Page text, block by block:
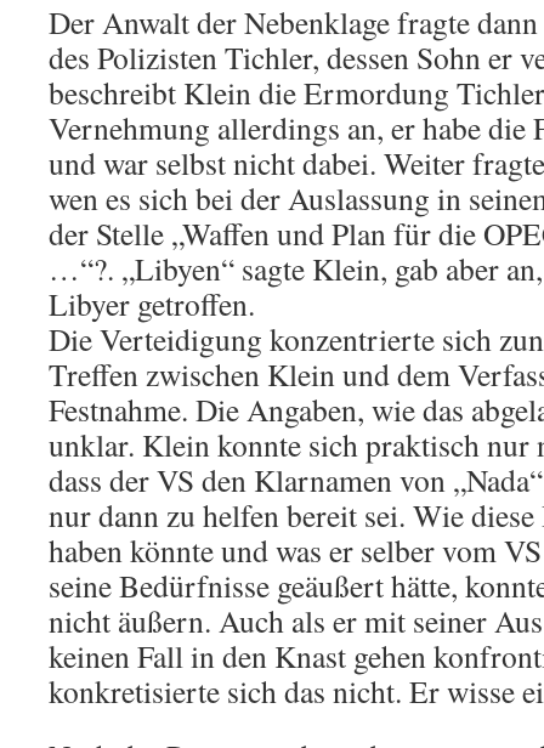
Der Anwalt der Nebenklage fragte
des Polizisten Tichler, dessen Sohn er
beschreibt Klein die Ermordung
Vernehmung allerdings an, er habe die
und war selbst nicht dabei. Weiter
wen es sich bei der Auslassung in
der Stelle „Waffen und Plan für die
…“?. „Libyen“ sagte Klein, gab aber
Libyer getroffen.
Die Verteidigung konzentrierte sich
Treffen zwischen Klein und dem
Festnahme. Die Angaben, wie das
unklar. Klein konnte sich praktisch nur
dass der VS den Klarnamen von
nur dann zu helfen bereit sei. Wie diese
haben könnte und was er selber vom
seine Bedürfnisse geäußert hätte,
nicht äußern. Auch als er mit seiner
keinen Fall in den Knast gehen
konkretisierte sich das nicht. Er wisse